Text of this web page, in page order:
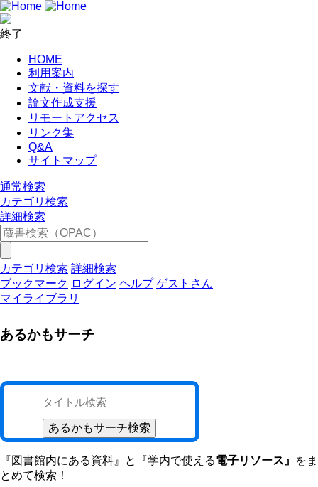
終了
HOME
利用案内
文献・資料を探す
論文作成支援
リモートアクセス
リンク集
Q&A
サイトマップ
通常検索
カテゴリ検索
詳細検索
カテゴリ検索 詳細検索
ブックマーク ログイン ヘルプ ゲストさん
マイライブラリ
あるかもサーチ
『図書館内にある資料』と『学内で使える電子リソース』
をま
とめて検索！